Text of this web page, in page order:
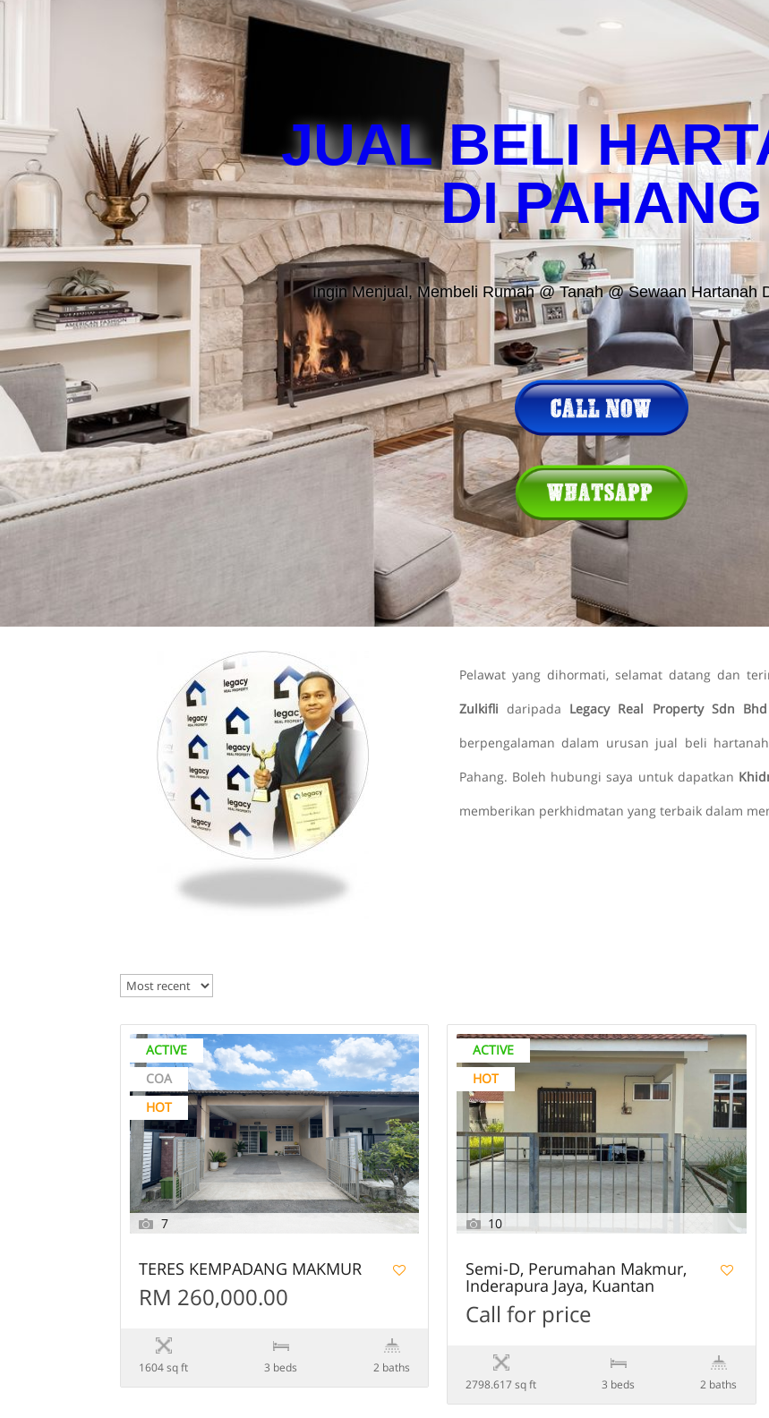
Home Borang Pertanyaan Nilai
JUAL BELI
DI PAHANG
Ingin Menjual, Membeli Rumah @ Tanah @ Sewaan Hartanah
Pelawat yang dihormati, selamat datang dan
Zulkifli daripada Legacy Real Property Sdn Bhd
berpengalaman dalam urusan jual beli
Pahang. Boleh hubungi saya untuk dapatkan
memberikan perkhidmatan yang terbaik dalam
ACTIVE
COA
HOT
7
TERES KEMPADANG MAKMUR
RM 260,000.00
1604 sq ft 3 beds 2 baths
ACTIVE
HOT
10
Semi-D, Perumahan Makmur,
Inderapura Jaya, Kuantan
Call for price
2798.617 sq ft 3 beds 2 baths